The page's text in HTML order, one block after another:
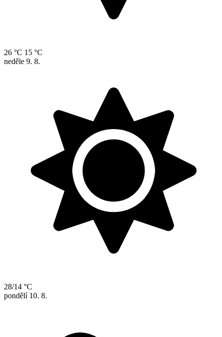
26 °C 15 °C
neděle 9. 8.
28/14 °C
pondělí 10. 8.